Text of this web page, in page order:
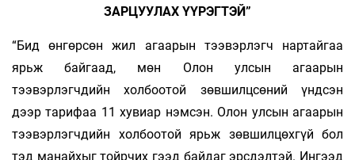
ЗАРЦУУЛАХ ҮҮРЭГТЭЙ”
“Бид өнгөрсөн жил агаарын тээвэрлэгч нартайгаа
ярьж байгаад, мөн Олон улсын агаарын
тээвэрлэгчдийн холбоотой зөвшилцсөний үндсэн
дээр тарифаа 11 хувиар нэмсэн. Олон улсын агаарын
тээвэрлэгчдийн холбоотой ярьж зөвшилцөхгүй бол
тэд манайхыг тойрчих гээд байдаг эрсдэлтэй. Ингээд